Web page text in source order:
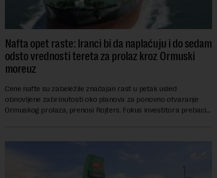
Nafta opet raste: Iranci bi da naplaćuju i do sedam
odsto vrednosti tereta za prolaz kroz Ormuski
moreuz
Cene nafte su zabeležile značajan rast u petak usled
obnovljene zabrinutosti oko planova za ponovno otvaranje
Ormuskog prolaza, prenosi Rojters. Fokus investitora prebacio